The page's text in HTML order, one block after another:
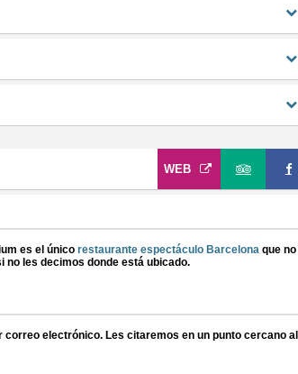
WEB
es el único restaurante espectáculo Barcelona que no
no les decimos donde está ubicado.
electrónico. Les citaremos en un punto cercano al